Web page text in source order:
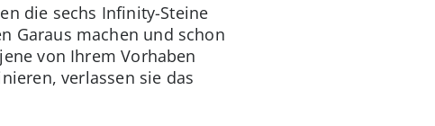
die sechs Infinity-Steine
Garaus machen und schon
von Ihrem Vorhaben
verlassen sie das